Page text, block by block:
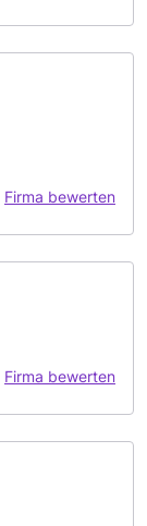
Firma bewerten
Firma bewerten